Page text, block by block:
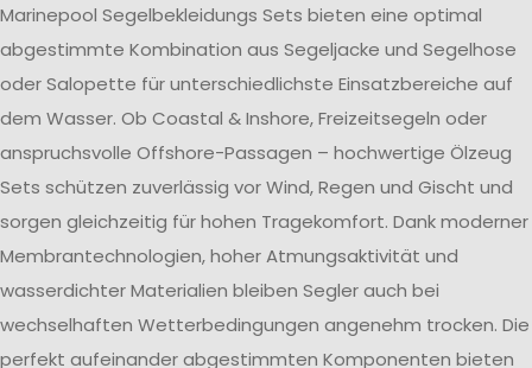
Marinepool Segelbekleidungs Sets bieten eine optimal
abgestimmte Kombination aus Segeljacke und Segelhose
oder Salopette für unterschiedlichste Einsatzbereiche auf
dem Wasser. Ob Coastal & Inshore, Freizeitsegeln oder
anspruchsvolle Offshore-Passagen – hochwertige Ölzeug
Sets schützen zuverlässig vor Wind, Regen und Gischt und
sorgen gleichzeitig für hohen Tragekomfort. Dank moderner
Membrantechnologien, hoher Atmungsaktivität und
wasserdichter Materialien bleiben Segler auch bei
wechselhaften Wetterbedingungen angenehm trocken. Die
perfekt aufeinander abgestimmten Komponenten bieten